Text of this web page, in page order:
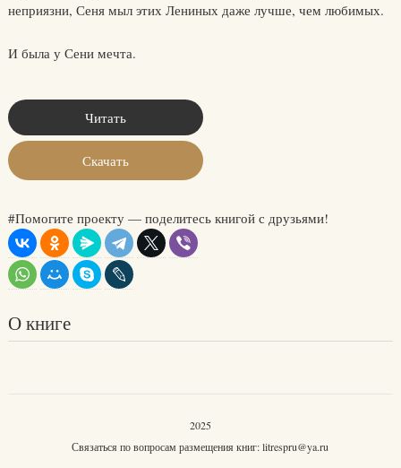
неприязни, Сеня мыл этих Лениных даже лучше, чем любимых.
И была у Сени мечта.
Читать
Скачать
#Помогите проекту — поделитесь книгой с друзьями!
О книге
2025
Связаться по вопросам размещения книг:litrespru@ya.ru